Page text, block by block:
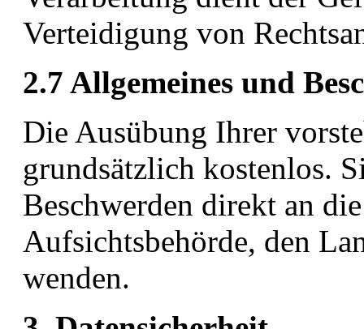
Verteidigung von
2.7 Allgemeines und
Die Ausübung Ihrer
grundsätzlich kostenlos.
Beschwerden direkt an
Aufsichtsbehörde, den
wenden.